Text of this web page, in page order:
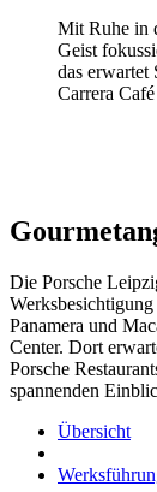
Mit Ruhe in
Geist
das erwartet
Carrera
Die Porsche
Panamera und
Center. Dort
Porsche
spannenden
Übersicht